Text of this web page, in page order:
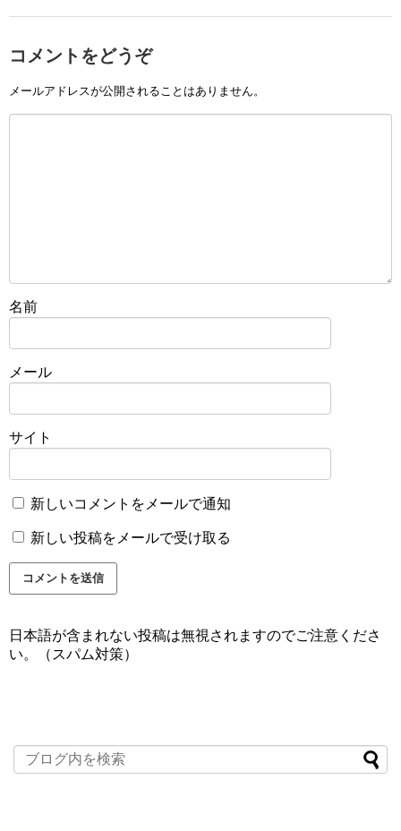
コメントをどうぞ
メールアドレスが公開されることはありません。
名前
メール
サイト
新しいコメントをメールで通知
新しい投稿をメールで受け取る
日本語が含まれない投稿は無視されますのでご注意くださ
い。（スパム対策）